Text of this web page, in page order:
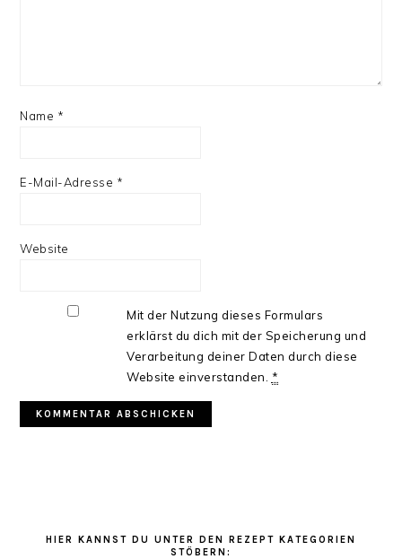
Name *
E-Mail-Adresse *
Website
Mit der Nutzung dieses Formulars
erklärst du dich mit der Speicherung und
Verarbeitung deiner Daten durch diese
Website einverstanden. *
HIER KANNST DU UNTER DEN REZEPT KATEGORIEN
STÖBERN: